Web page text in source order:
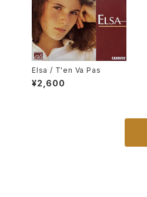
Elsa / T'en Va Pas
¥2,600